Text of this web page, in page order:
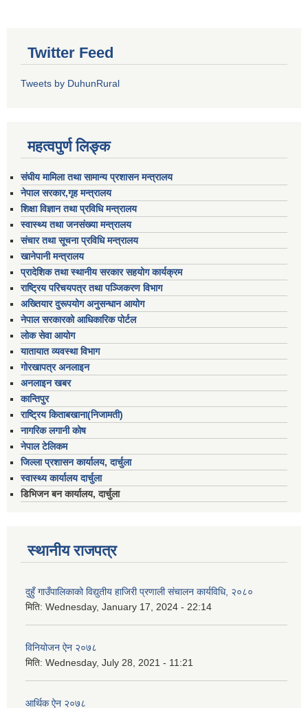
Twitter Feed
Tweets by DuhunRural
महत्वपुर्ण लिङ्क
संघीय मामिला तथा सामान्य प्रशासन मन्त्रालय
नेपाल सरकार,गृह मन्त्रालय
शिक्षा विज्ञान तथा प्रविधि मन्त्रालय
स्वास्थ्य तथा जनसंख्या मन्त्रालय
संचार तथा सूचना प्रविधि मन्त्रालय
खानेपानी मन्त्रालय
प्रादेशिक तथा स्थानीय सरकार सहयोग कार्यक्रम
राष्ट्रिय परिचयपत्र तथा पञ्जिकरण विभाग
अख्तियार दुरूपयोग अनुसन्धान आयोग
नेपाल सरकारको आधिकारिक पोर्टल
लोक सेवा आयोग
यातायात व्यवस्था विभाग
गोरखापत्र अनलाइन
अनलाइन खबर
कान्तिपुर
राष्ट्रिय किताबखाना(निजामती)
नागरिक लगानी कोष
नेपाल टेलिकम
जिल्ला प्रशासन कार्यालय, दार्चुला
स्वास्थ्य कार्यालय दार्चुला
डिभिजन बन कार्यालय, दार्चुला
स्थानीय राजपत्र
दुहुँ गाउँपालिकाको विद्युतीय हाजिरी प्रणाली संचालन कार्यविधि, २०८०
मिति: Wednesday, January 17, 2024 - 22:14
विनियोजन ऐन २०७८
मिति: Wednesday, July 28, 2021 - 11:21
आर्थिक ऐन २०७८